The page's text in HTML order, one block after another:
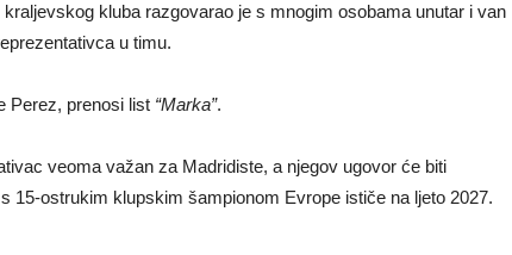
kluba razgovarao je s mnogim osobama unutar i van
u timu.
Perez, prenosi list “Marka”.
veoma važan za Madridiste, a njegov ugovor će biti
15-ostrukim klupskim šampionom Evrope ističe na ljeto 2027.